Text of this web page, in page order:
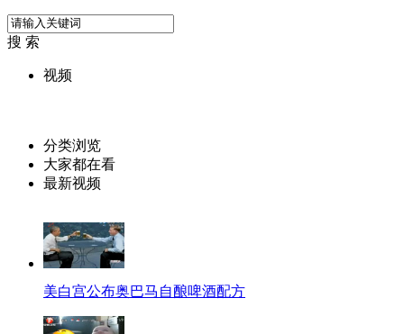
搜 索
视频
分类浏览
大家都在看
最新视频
美白宫公布奥巴马自酿啤酒配方